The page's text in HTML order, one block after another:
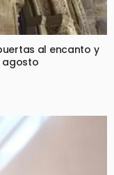
al encanto y
agosto